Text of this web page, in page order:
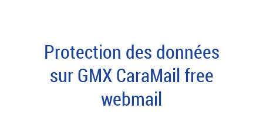
Protection des données
sur GMX CaraMail free
webmail